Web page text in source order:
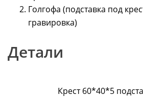
Голгофа (подставка под
гравировка)
Детали
Крест 60*40*5